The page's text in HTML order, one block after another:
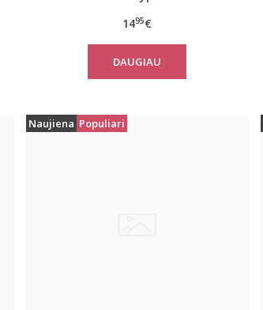
1495€
DAUGIAU
Naujiena Populiari